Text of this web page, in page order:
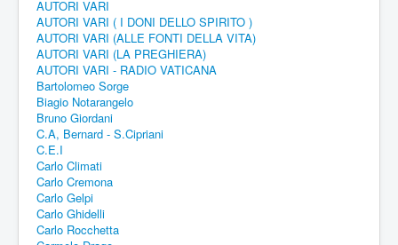
AUTORI VARI
AUTORI VARI ( I DONI DELLO SPIRITO )
AUTORI VARI (ALLE FONTI DELLA VITA)
AUTORI VARI (LA PREGHIERA)
AUTORI VARI - RADIO VATICANA
Bartolomeo Sorge
Biagio Notarangelo
Bruno Giordani
C.A, Bernard - S.Cipriani
C.E.I
Carlo Climati
Carlo Cremona
Carlo Gelpi
Carlo Ghidelli
Carlo Rocchetta